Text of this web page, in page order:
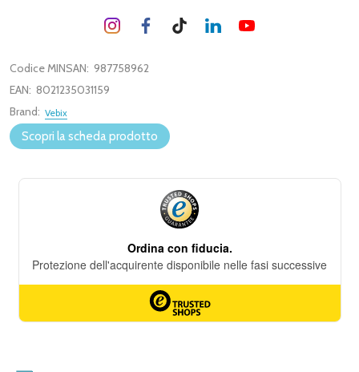
Codice MINSAN: 987758962
EAN: 8021235031159
Brand: Vebix
Scopri la scheda prodotto